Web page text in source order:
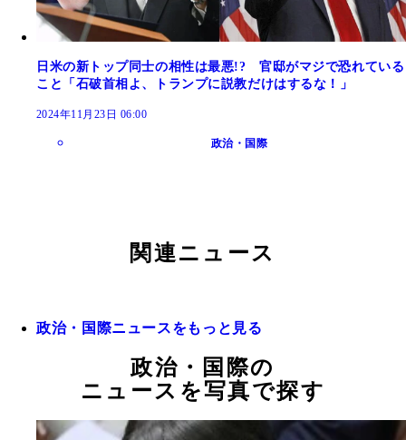
日米の新トップ同士の相性は最悪!? 官邸がマジで恐れている
こと「石破首相よ、トランプに説教だけはするな！」
2024年11月23日 06:00
政治・国際
関連ニュース
政治・国際ニュースをもっと見る
政治・国際の
ニュースを写真で探す